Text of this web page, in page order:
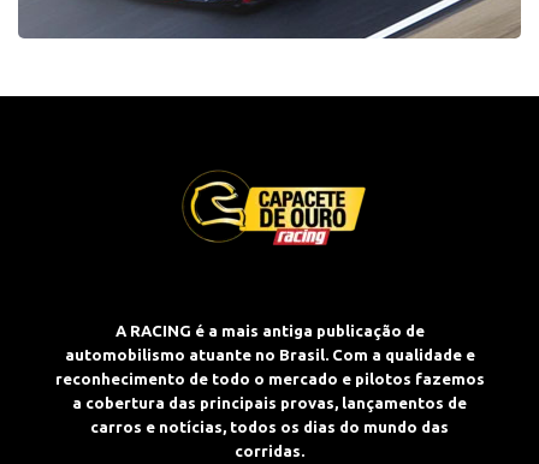
A RACING é a mais antiga publicação de
automobilismo atuante no Brasil. Com a qualidade e
reconhecimento de todo o mercado e pilotos fazemos
a cobertura das principais provas, lançamentos de
carros e notícias, todos os dias do mundo das
corridas.